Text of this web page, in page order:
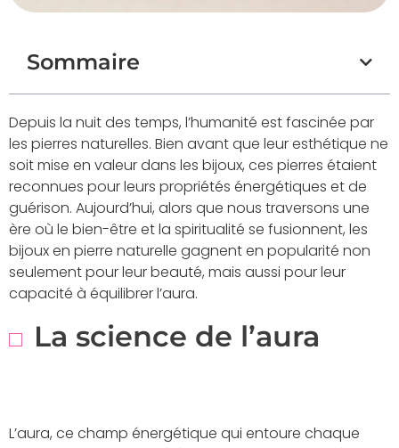
Sommaire
Depuis la nuit des temps, l’humanité est fascinée par
les pierres naturelles. Bien avant que leur esthétique ne
soit mise en valeur dans les bijoux, ces pierres étaient
reconnues pour leurs propriétés énergétiques et de
guérison. Aujourd’hui, alors que nous traversons une
ère où le bien-être et la spiritualité se fusionnent, les
bijoux en pierre naturelle gagnent en popularité non
seulement pour leur beauté, mais aussi pour leur
capacité à équilibrer l’aura.
La science de l’aura
L’aura, ce champ énergétique qui entoure chaque